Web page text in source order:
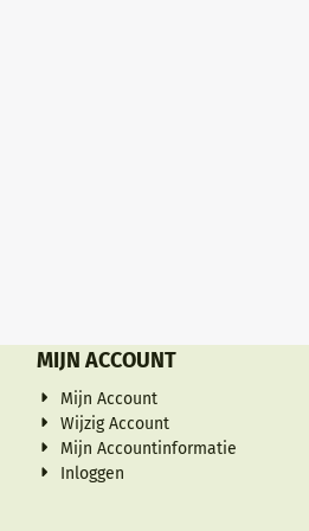
MIJN ACCOUNT
Mijn Account
Wijzig Account
Mijn Accountinformatie
Inloggen